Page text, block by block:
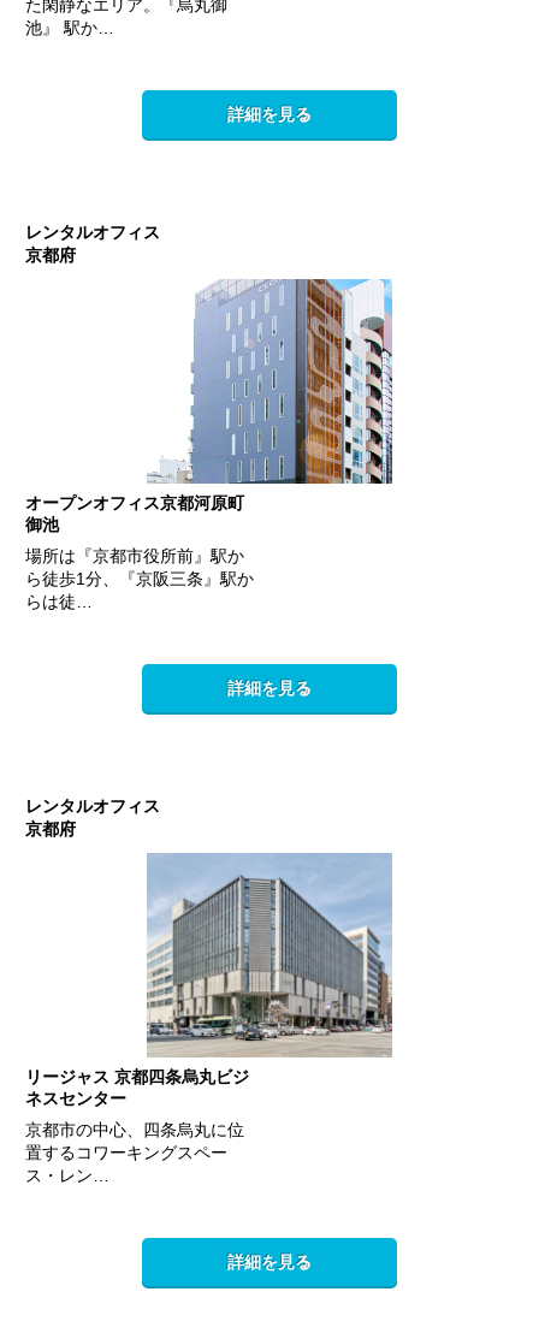
た閑静なエリア。『烏丸御
池』 駅か…
詳細を見る
レンタルオフィス
京都府
オープンオフィス京都河原町
御池
場所は『京都市役所前』駅か
ら徒歩1分、『京阪三条』駅か
らは徒…
詳細を見る
レンタルオフィス
京都府
リージャス 京都四条烏丸ビジ
ネスセンター
京都市の中心、四条烏丸に位
置するコワーキングスペー
ス・レン…
詳細を見る